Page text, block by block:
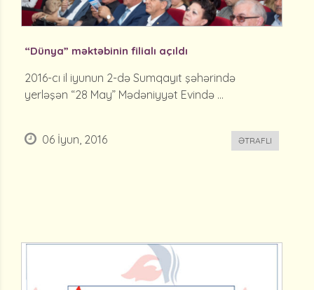
“Dünya” məktəbinin filialı açıldı
2016-cı il iyunun 2-də Sumqayıt şəhərində
yerləşən “28 May” Mədəniyyət Evində ...
06 İyun, 2016 ƏTRAFLI